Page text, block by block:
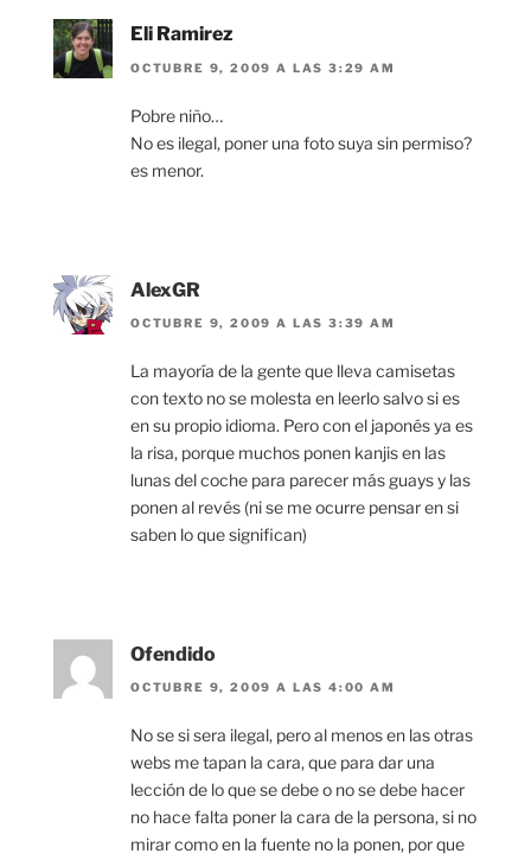
Eli Ramirez
OCTUBRE 9, 2009 A LAS 3:29 AM
Pobre niño…
No es ilegal, poner una foto suya sin permiso?
es menor.
AlexGR
OCTUBRE 9, 2009 A LAS 3:39 AM
La mayoría de la gente que lleva camisetas
con texto no se molesta en leerlo salvo si es
en su propio idioma. Pero con el japonés ya es
la risa, porque muchos ponen kanjis en las
lunas del coche para parecer más guays y las
ponen al revés (ni se me ocurre pensar en si
saben lo que significan)
Ofendido
OCTUBRE 9, 2009 A LAS 4:00 AM
No se si sera ilegal, pero al menos en las otras
webs me tapan la cara, que para dar una
lección de lo que se debe o no se debe hacer
no hace falta poner la cara de la persona, si no
mirar como en la fuente no la ponen, por que